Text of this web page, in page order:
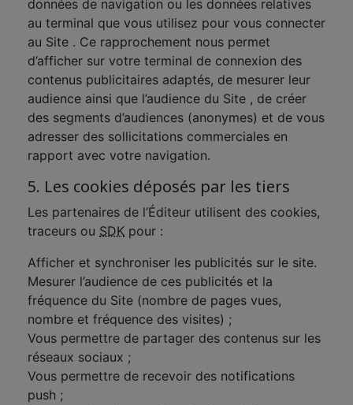
données de navigation ou les données relatives
au terminal que vous utilisez pour vous connecter
au Site . Ce rapprochement nous permet
d’afficher sur votre terminal de connexion des
contenus publicitaires adaptés, de mesurer leur
audience ainsi que l’audience du Site , de créer
des segments d’audiences (anonymes) et de vous
adresser des sollicitations commerciales en
rapport avec votre navigation.
5. Les cookies déposés par les tiers
Les partenaires de l’Éditeur utilisent des cookies,
traceurs ou SDK pour :
Afficher et synchroniser les publicités sur le site.
Mesurer l’audience de ces publicités et la
fréquence du Site (nombre de pages vues,
nombre et fréquence des visites) ;
Vous permettre de partager des contenus sur les
réseaux sociaux ;
Vous permettre de recevoir des notifications
push ;